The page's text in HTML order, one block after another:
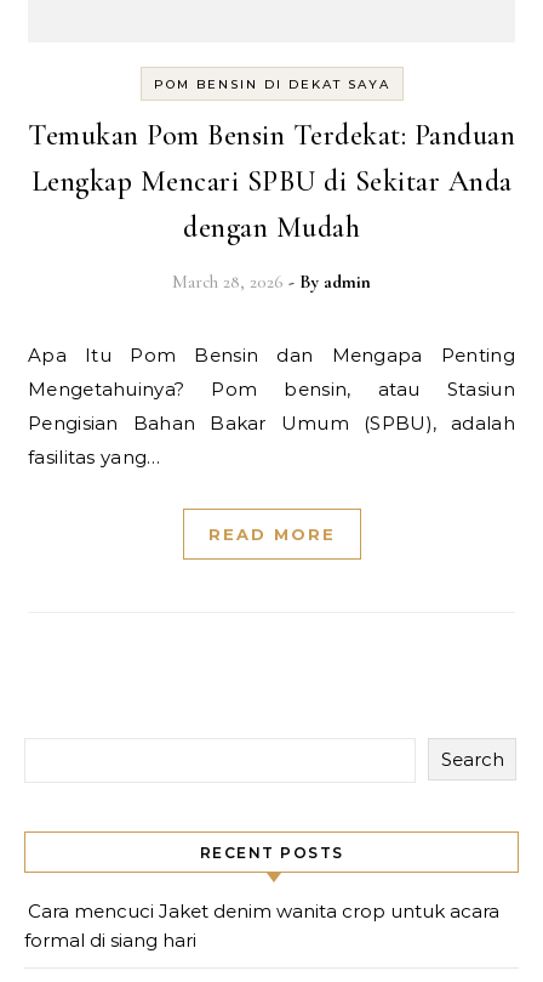
POM BENSIN DI DEKAT SAYA
Temukan Pom Bensin Terdekat: Panduan
Lengkap Mencari SPBU di Sekitar Anda
dengan Mudah
March 28, 2026 - By admin
Apa Itu Pom Bensin dan Mengapa Penting
Mengetahuinya? Pom bensin, atau Stasiun
Pengisian Bahan Bakar Umum (SPBU), adalah
fasilitas yang…
READ MORE
Search
RECENT POSTS
Cara mencuci Jaket denim wanita crop untuk acara
formal di siang hari